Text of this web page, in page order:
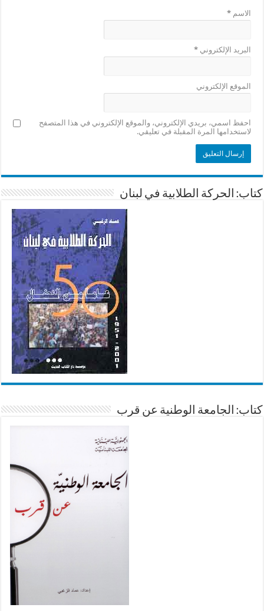
الاسم*
البريد الإلكتروني*
الموقع الإلكتروني
احفظ اسمي، بريدي الإلكتروني، والموقع الإلكتروني في هذا المتصفح
لاستخدامها المرة المقبلة في تعليقي.
كتاب: الحركة الطلابية في لبنان
كتاب: الجامعة الوطنية عن قرب